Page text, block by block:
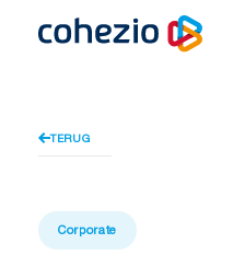
content
TERUG
Corporate